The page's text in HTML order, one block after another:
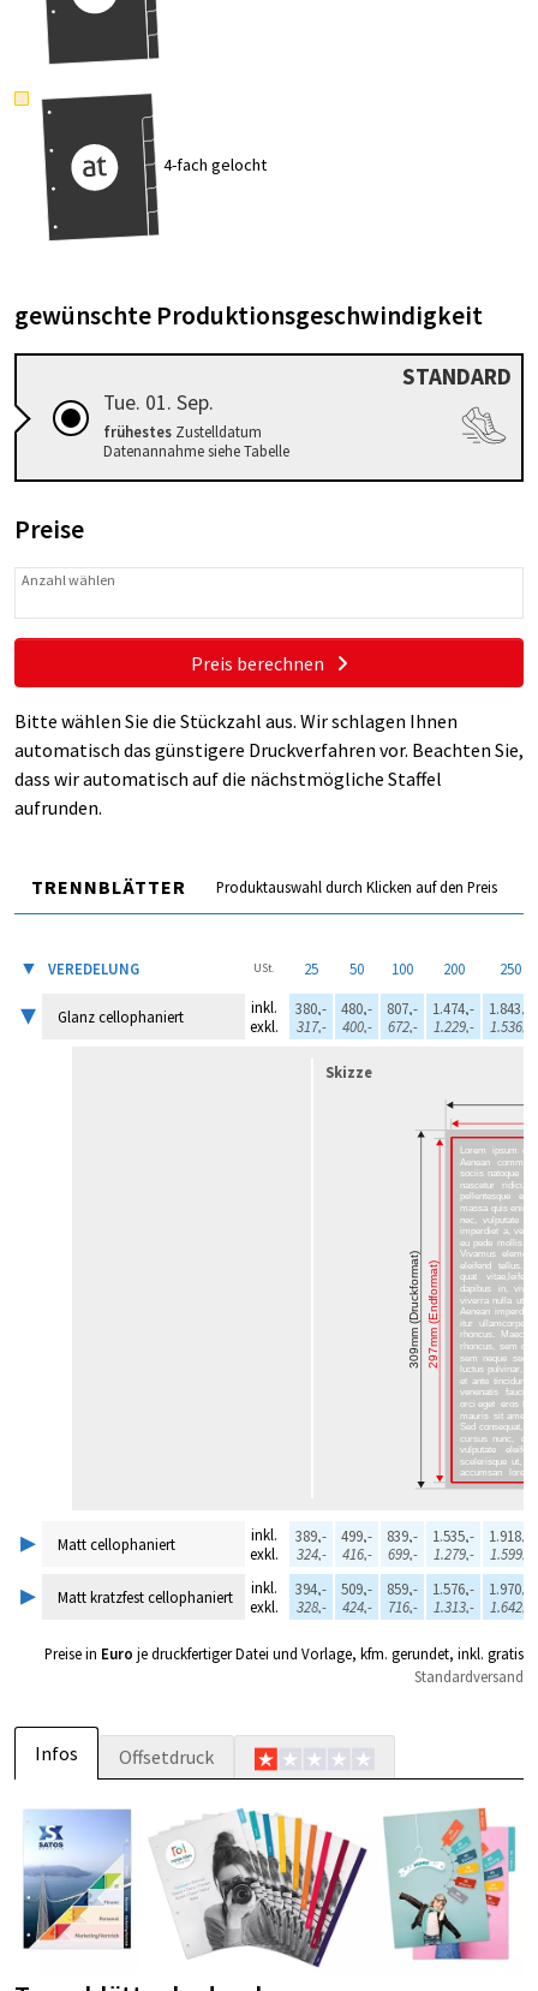
4-fach gelocht
gewünschte Produktionsgeschwindigkeit
Tue. 01. Sep.
frühestes Zustelldatum
Datenannahme siehe Tabelle
STANDARD
Preise
Anzahl wählen
Preis berechnen
Bitte wählen Sie die Stückzahl aus. Wir schlagen Ihnen
automatisch das günstigere Druckverfahren vor. Beachten Sie,
dass wir automatisch auf die nächstmögliche Staffel
aufrunden.
TRENNBLÄTTER Produktauswahl durch Klicken auf den Preis
▼ VEREDELUNG USt. 25 50 100 200 250
▾ Glanz cellophaniert inkl. 380,- 480,- 807,- 1.474,-
1.843,-
exkl.
317,- 400,- 672,- 1.229,- 1.536,-
Skizze
▸ Matt cellophaniert inkl. 389,- 499,- 839,- 1.535,-
1.918,-
exkl.
324,- 416,- 699,- 1.279,- 1.599,-
▸ Matt kratzfest cellophaniert inkl. 394,- 509,- 859,- 1.576,-
1.970,-
exkl.
328,- 424,- 716,- 1.313,- 1.642,-
Preise in Euro je druckfertiger Datei und Vorlage, kfm. gerundet, inkl. gratis
Standardversand
Infos Offsetdruck